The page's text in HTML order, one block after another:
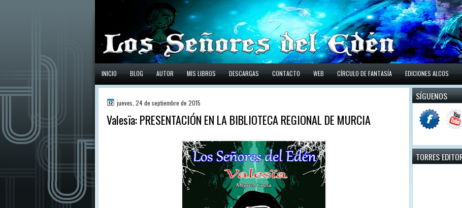
INICIO BLOG AUTOR MIS LIBROS DESCARGAS CONTACTO WEB CÍRCULO DE FANTASÍA EDICIONES ALCOS
jueves, 24 de septiembre de 2015
Valesïa: PRESENTACIÓN EN LA BIBLIOTECA REGIONAL DE MURCIA
SÍGUENOS
TORRES